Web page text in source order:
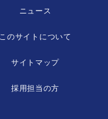
ニュース
このサイトについて
サイトマップ
採用担当の方